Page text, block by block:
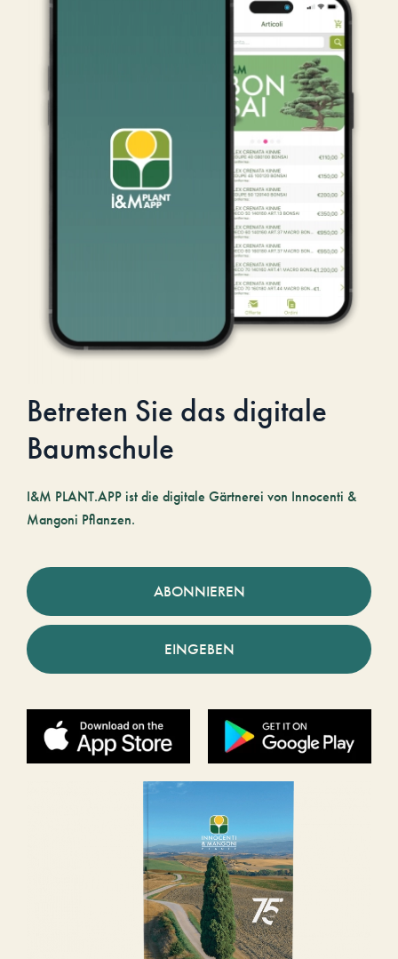
Betreten Sie das digitale
Baumschule
I&M PLANT.APP ist die digitale Gärtnerei von Innocenti &
Mangoni Pflanzen.
ABONNIEREN
EINGEBEN